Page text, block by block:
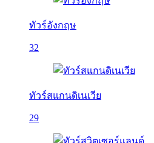
ทัวร์อังกฤษ
32
ทัวร์สแกนดิเนเวีย
29